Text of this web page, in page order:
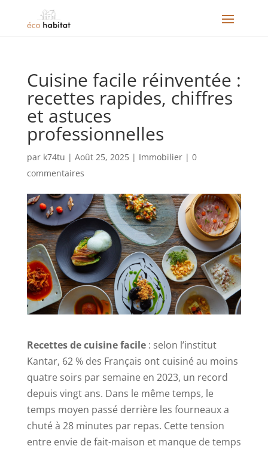
Cuisine facile réinventée :
recettes rapides, chiffres
et astuces
professionnelles
par k74tu | Août 25, 2025| Immobilier| 0
commentaires
Recettes de cuisine facile: selon l’institut
Kantar, 62 % des Français ont cuisiné au moins
quatre soirs par semaine en 2023, un record
depuis vingt ans. Dans le même temps, le
temps moyen passé derrière les fourneaux a
chuté à 28 minutes par repas. Cette tension
entre envie de fait-maison et manque de temps